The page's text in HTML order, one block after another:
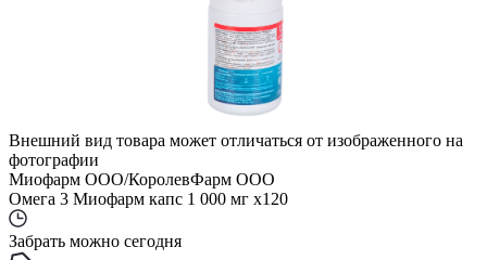
Внешний вид товара может отличаться от изображенного на
фотографии
Миофарм ООО/КоролевФарм ООО
Омега 3 Миофарм капс 1 000 мг x120
Забрать можно сегодня